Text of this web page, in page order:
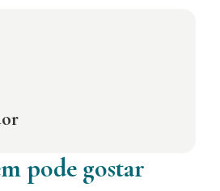
pode gostar